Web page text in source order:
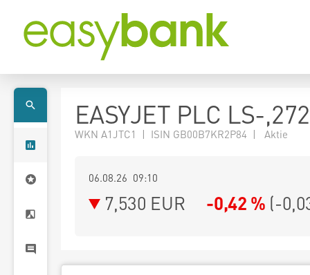
EASYJET PLC LS-
WKN A1JTC1 | ISIN GB00B7KR2P84 | Aktie
06.08.26 09:10
7,530 EUR -0,42 % (-